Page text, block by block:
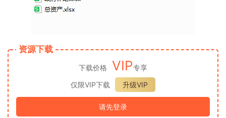
资源下载
下载价格 VIP专享
仅限VIP下载
升级VIP
请先登录